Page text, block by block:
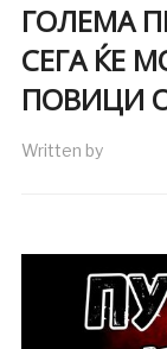
ГОЛЕМА
СЕГА ЌЕ
ПОВИЦИ
Written by